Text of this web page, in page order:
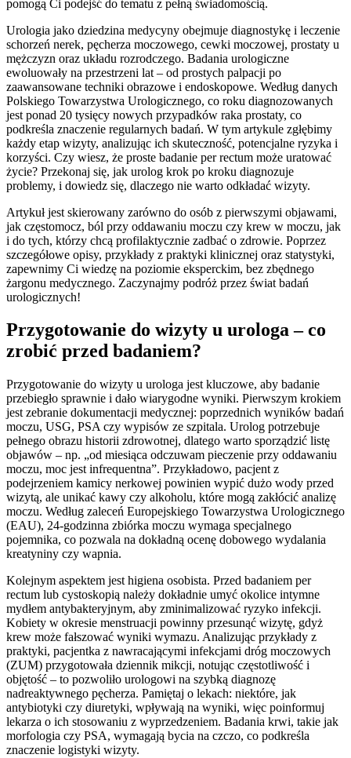
pomogą Ci podejść do tematu z pełną świadomością.
Urologia jako dziedzina medycyny obejmuje diagnostykę i leczenie
schorzeń nerek, pęcherza moczowego, cewki moczowej, prostaty u
mężczyzn oraz układu rozrodczego. Badania urologiczne
ewoluowały na przestrzeni lat – od prostych palpacji po
zaawansowane techniki obrazowe i endoskopowe. Według danych
Polskiego Towarzystwa Urologicznego, co roku diagnozowanych
jest ponad 20 tysięcy nowych przypadków raka prostaty, co
podkreśla znaczenie regularnych badań. W tym artykule zgłębimy
każdy etap wizyty, analizując ich skuteczność, potencjalne ryzyka i
korzyści. Czy wiesz, że proste badanie per rectum może uratować
życie? Przekonaj się, jak urolog krok po kroku diagnozuje
problemy, i dowiedz się, dlaczego nie warto odkładać wizyty.
Artykuł jest skierowany zarówno do osób z pierwszymi objawami,
jak częstomocz, ból przy oddawaniu moczu czy krew w moczu, jak
i do tych, którzy chcą profilaktycznie zadbać o zdrowie. Poprzez
szczegółowe opisy, przykłady z praktyki klinicznej oraz statystyki,
zapewnimy Ci wiedzę na poziomie eksperckim, bez zbędnego
żargonu medycznego. Zaczynajmy podróż przez świat badań
urologicznych!
Przygotowanie do wizyty u urologa – co
zrobić przed badaniem?
Przygotowanie do wizyty u urologa jest kluczowe, aby badanie
przebiegło sprawnie i dało wiarygodne wyniki. Pierwszym krokiem
jest zebranie dokumentacji medycznej: poprzednich wyników badań
moczu, USG, PSA czy wypisów ze szpitala. Urolog potrzebuje
pełnego obrazu historii zdrowotnej, dlatego warto sporządzić listę
objawów – np. „od miesiąca odczuwam pieczenie przy oddawaniu
moczu, moc jest infrequentna”. Przykładowo, pacjent z
podejrzeniem kamicy nerkowej powinien wypić dużo wody przed
wizytą, ale unikać kawy czy alkoholu, które mogą zakłócić analizę
moczu. Według zaleceń Europejskiego Towarzystwa Urologicznego
(EAU), 24-godzinna zbiórka moczu wymaga specjalnego
pojemnika, co pozwala na dokładną ocenę dobowego wydalania
kreatyniny czy wapnia.
Kolejnym aspektem jest higiena osobista. Przed badaniem per
rectum lub cystoskopią należy dokładnie umyć okolice intymne
mydłem antybakteryjnym, aby zminimalizować ryzyko infekcji.
Kobiety w okresie menstruacji powinny przesunąć wizytę, gdyż
krew może fałszować wyniki wymazu. Analizując przykłady z
praktyki, pacjentka z nawracającymi infekcjami dróg moczowych
(ZUM) przygotowała dziennik mikcji, notując częstotliwość i
objętość – to pozwoliło urologowi na szybką diagnozę
nadreaktywnego pęcherza. Pamiętaj o lekach: niektóre, jak
antybiotyki czy diuretyki, wpływają na wyniki, więc poinformuj
lekarza o ich stosowaniu z wyprzedzeniem. Badania krwi, takie jak
morfologia czy PSA, wymagają bycia na czczo, co podkreśla
znaczenie logistyki wizyty.